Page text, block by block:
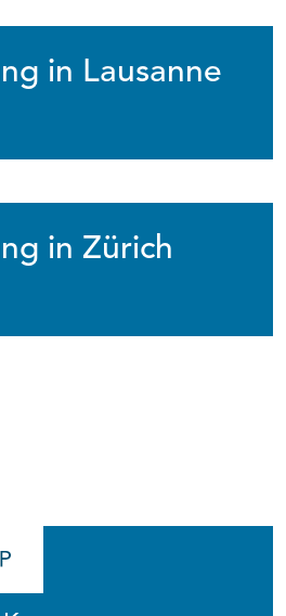
in Lausanne
in Zürich